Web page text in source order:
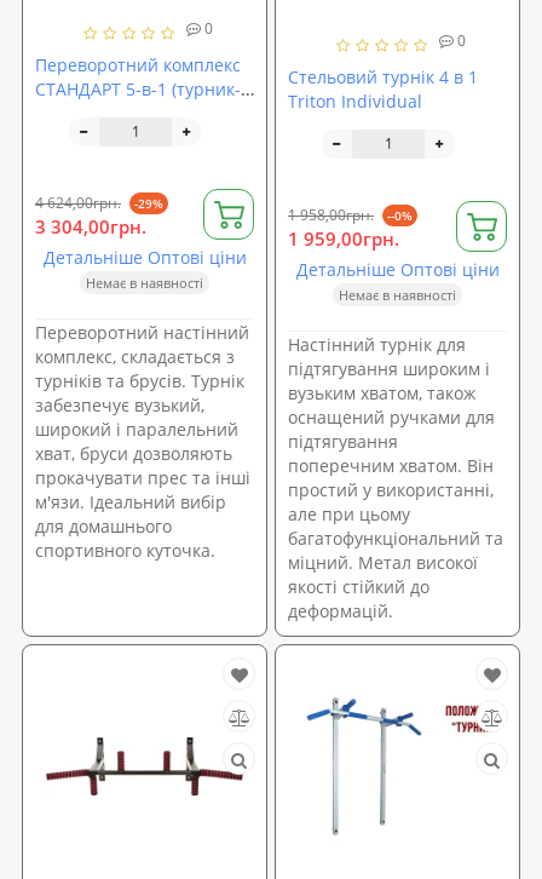
0
Переворотний комплекс
СТАНДАРТ 5-в-1 (турник-
Ls32165
4 624,00грн. -29%
3 304,00грн.
Детальніше Оптові ціни
Немає в наявності
Переворотний настінний
комплекс, складається з
турніків та брусів. Турнік
забезпечує вузький,
широкий і паралельний
хват, бруси дозволяють
прокачувати прес та інші
м'язи. Ідеальний вибір
для домашнього
спортивного куточка.
0
Стельовий турнік 4 в 1
Triton Individual
1 958,00грн. --0%
1 959,00грн.
Детальніше Оптові ціни
Немає в наявності
Настінний турнік для
підтягування широким і
вузьким хватом, також
оснащений ручками для
підтягування
поперечним хватом. Він
простий у використанні,
але при цьому
багатофункціональний та
міцний. Метал високої
якості стійкий до
деформацій.